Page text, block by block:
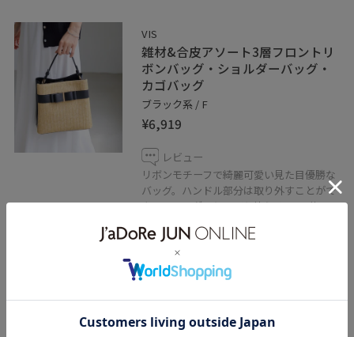
VIS
雑材&合皮アソート3層フロントリ
ボンバッグ・ショルダーバッグ・
カゴバッグ
ブラック系 / F
¥6,919
レビュー
リボンモチーフで綺麗可愛い見た目優勝な
バッグ。ハンドル部分は取り外すことがで
き、ショルダーとしても使える2way仕
もしやすく便利。雑材の素材のタイプはや
やラメが入っていてキラキラします。夏ら
しい涼しげな素材で◎
関連タグ